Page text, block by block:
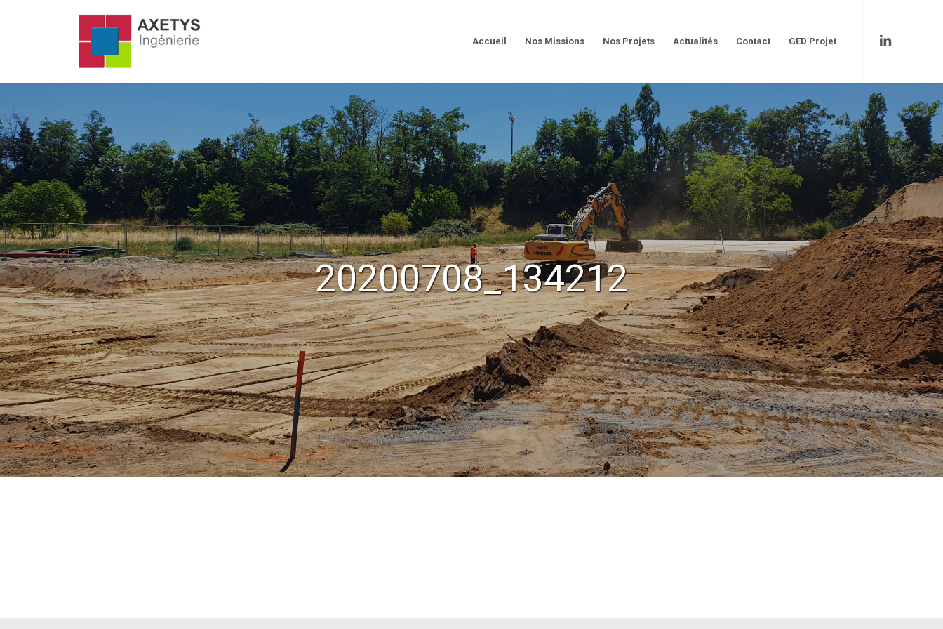
Accueil Nos Missions Nos Projets Actualités Contact GED Projet
20200708_134212